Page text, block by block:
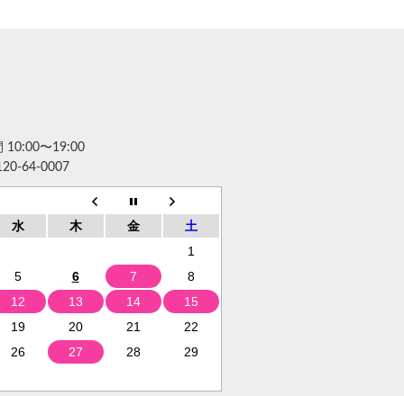
10:00〜19:00
64-0007
水 木 金
土
1
5
6 7
8
12
13 14
15
19
20 21
22
26
27 28 29